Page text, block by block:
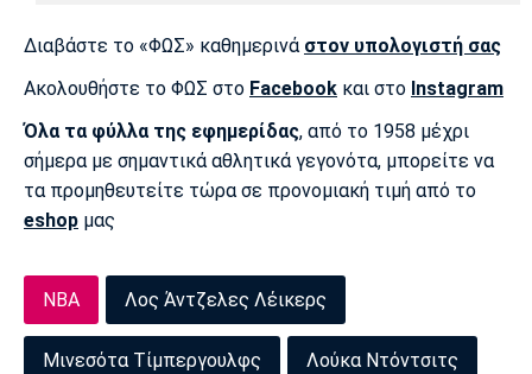
Διαβάστε το «ΦΩΣ» καθημερινά στον υπολογιστή σας
Ακολουθήστε το ΦΩΣ στο Facebook και στο Instagram
Όλα τα φύλλα της εφημερίδας, από το 1958 μέχρι
σήμερα με σημαντικά αθλητικά γεγονότα, μπορείτε να
τα προμηθευτείτε τώρα σε προνομιακή τιμή από το
eshop μας
NBA Λος Άντζελες Λέικερς
Μινεσότα Τίμπεργουλφς Λούκα Ντόντσιτς